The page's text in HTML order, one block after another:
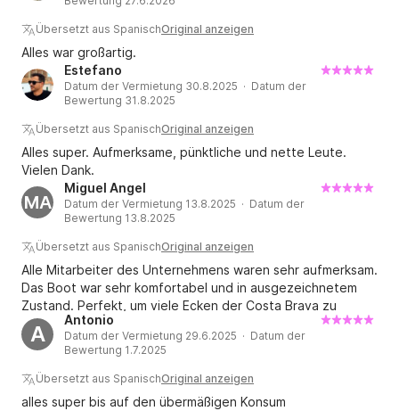
Übersetzt aus SpanischOriginal anzeigen
Alles war großartig.
Estefano
Datum der Vermietung 30.8.2025 · Datum der
Bewertung 31.8.2025
Übersetzt aus SpanischOriginal anzeigen
Alles super. Aufmerksame, pünktliche und nette Leute.
Vielen Dank.
MA
Miguel Angel
Datum der Vermietung 13.8.2025 · Datum der
Bewertung 13.8.2025
Übersetzt aus SpanischOriginal anzeigen
Alle Mitarbeiter des Unternehmens waren sehr aufmerksam.
Das Boot war sehr komfortabel und in ausgezeichnetem
Zustand. Perfekt, um viele Ecken der Costa Brava zu
erkunden.
A
Antonio
Datum der Vermietung 29.6.2025 · Datum der
Bewertung 1.7.2025
Übersetzt aus SpanischOriginal anzeigen
alles super bis auf den übermäßigen Konsum